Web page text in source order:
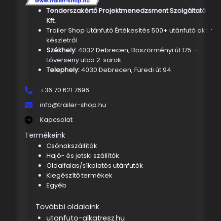
Tenderszakértő Projektmenedzsment Szolgáltató
Kft.
Trailer Shop Utánfutó Értékesítés 500+ utánfutó akár
készletről
Székhely: 4032 Debrecen, Böszörményi út 175. –
Lóverseny utca 2. sarok
Telephely:4030 Debrecen, Füredi út 94.
+36 70 621 7696
info@trailer-shop.hu
Kapcsolat
Termékeink
Csónakszállítók
Hajó- és jetski szállítók
Oldalfalas/síkplatós utánfutók
Kiegészítő termékek
Egyéb
További oldalaink
utanfuto-alkatresz.hu